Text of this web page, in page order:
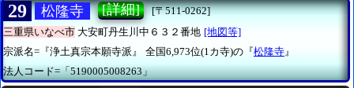
29 松隆寺 [詳細]
[〒511-0262]
三重県いなべ市 大安町丹生川中６３２番地 [地図等]
宗派名=『浄土真宗本願寺派』
全国6,973位(1カ寺)の『松隆寺』
法人コード=「5190005008263」